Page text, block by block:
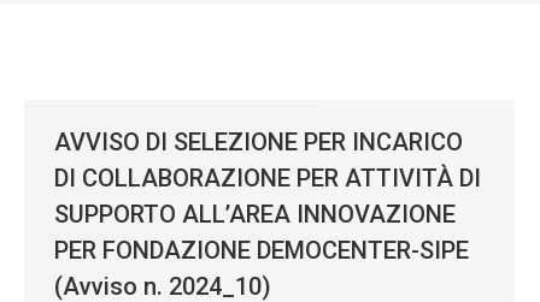
AVVISO DI SELEZIONE PER INCARICO
DI COLLABORAZIONE PER ATTIVITÀ DI
SUPPORTO ALL’AREA INNOVAZIONE
PER FONDAZIONE DEMOCENTER-SIPE
(Avviso n. 2024_10)